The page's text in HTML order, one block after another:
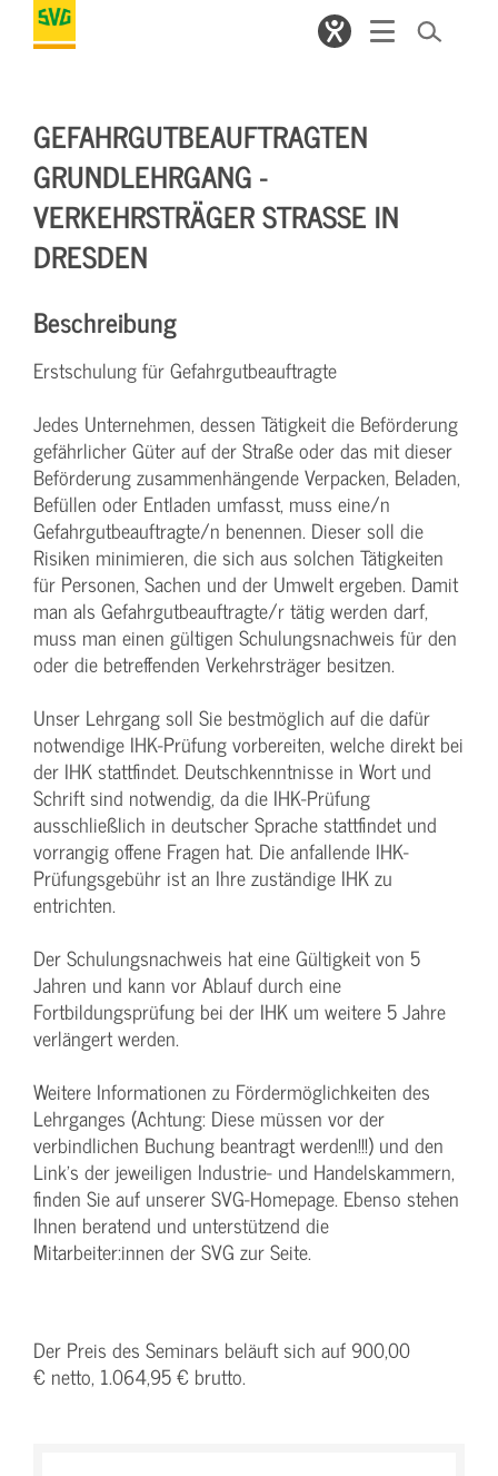
GEFAHRGUTBEAUFTRAGTEN
GRUNDLEHRGANG -
VERKEHRSTRÄGER STRASSE IN D
RESDEN
Beschreibung
Erstschulung für Gefahrgutbeauftragte
Jedes Unternehmen, dessen Tätigkeit die Beförderung
gefährlicher Güter auf der Straße oder das mit dieser
Beförderung zusammenhängende Verpacken, Beladen,
Befüllen oder Entladen umfasst, muss eine/n
Gefahrgutbeauftragte/n benennen. Dieser soll die
Risiken minimieren, die sich aus solchen Tätigkeiten
für Personen, Sachen und der Umwelt ergeben. Damit
man als Gefahrgutbeauftragte/r tätig werden darf,
muss man einen gültigen Schulungsnachweis für den
oder die betreffenden Verkehrsträger besitzen.
Unser Lehrgang soll Sie bestmöglich auf die dafür
notwendige IHK-Prüfung vorbereiten, welche direkt bei
der IHK stattfindet. Deutschkenntnisse in Wort und
Schrift sind notwendig, da die IHK-Prüfung
ausschließlich in deutscher Sprache stattfindet und
vorrangig offene Fragen hat. Die anfallende IHK-
Prüfungsgebühr ist an Ihre zuständige IHK zu
entrichten.
Der Schulungsnachweis hat eine Gültigkeit von 5
Jahren und kann vor Ablauf durch eine
Fortbildungsprüfung bei der IHK um weitere 5 Jahre
verlängert werden.
Weitere Informationen zu Fördermöglichkeiten des
Lehrganges (Achtung: Diese müssen vor der
verbindlichen Buchung beantragt werden!!!) und den
Link's der jeweiligen Industrie- und Handelskammern,
finden Sie auf unserer SVG-Homepage. Ebenso stehen
Ihnen beratend und unterstützend die
Mitarbeiter:innen der SVG zur Seite.
Der Preis des Seminars beläuft sich auf 900,00
€ netto, 1.064,95 € brutto.